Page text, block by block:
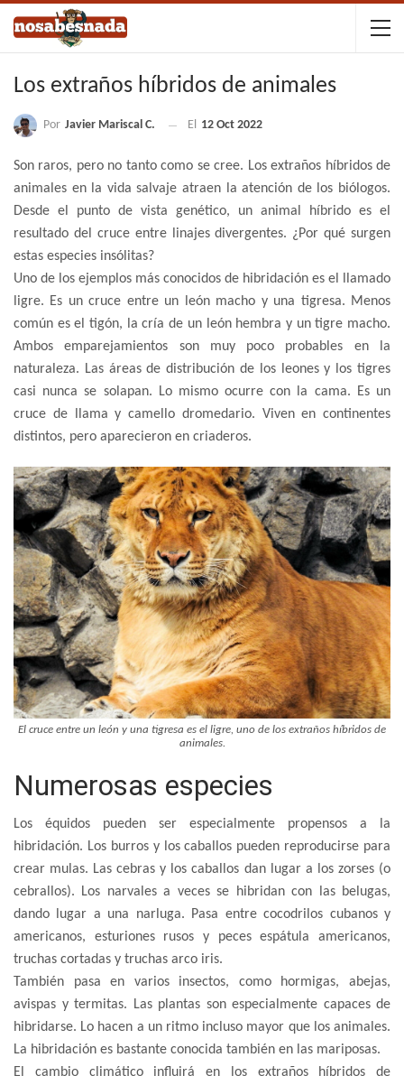
Los extraños híbridos de animales
Por Javier Mariscal C. El 12 Oct 2022
Son raros, pero no tanto como se cree. Los extraños híbridos de
animales en la vida salvaje atraen la atención de los biólogos.
Desde el punto de vista genético, un animal híbrido es el
resultado del cruce entre linajes divergentes. ¿Por qué surgen
estas especies insólitas?
Uno de los ejemplos más conocidos de hibridación es el llamado
ligre. Es un cruce entre un león macho y una tigresa. Menos
común es el tigón, la cría de un león hembra y un tigre macho.
Ambos emparejamientos son muy poco probables en la
naturaleza. Las áreas de distribución de los leones y los tigres
casi nunca se solapan. Lo mismo ocurre con la cama. Es un
cruce de llama y camello dromedario. Viven en continentes
distintos, pero aparecieron en criaderos.
El cruce entre un león y una tigresa es el ligre, uno de los extraños híbridos de
animales.
Numerosas especies
Los équidos pueden ser especialmente propensos a la
hibridación. Los burros y los caballos pueden reproducirse para
crear mulas. Las cebras y los caballos dan lugar a los zorses (o
cebrallos). Los narvales a veces se hibridan con las belugas,
dando lugar a una narluga. Pasa entre cocodrilos cubanos y
americanos, esturiones rusos y peces espátula americanos,
truchas cortadas y truchas arco iris.
También pasa en varios insectos, como hormigas, abejas,
avispas y termitas. Las plantas son especialmente capaces de
hibridarse. Lo hacen a un ritmo incluso mayor que los animales.
La hibridación es bastante conocida también en las mariposas.
El cambio climático influirá en los extraños híbridos de